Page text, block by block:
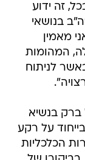
זה ידוע
בנושאי
מאמין
המהומות
לניתוח
בנשיא
על רקע
הכלכליות